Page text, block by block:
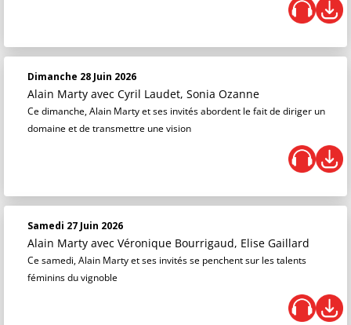
Dimanche 28 Juin 2026
Alain Marty avec Cyril Laudet, Sonia Ozanne
Ce dimanche, Alain Marty et ses invités abordent le fait de diriger un
domaine et de transmettre une vision
Samedi 27 Juin 2026
Alain Marty avec Véronique Bourrigaud, Elise Gaillard
Ce samedi, Alain Marty et ses invités se penchent sur les talents
féminins du vignoble